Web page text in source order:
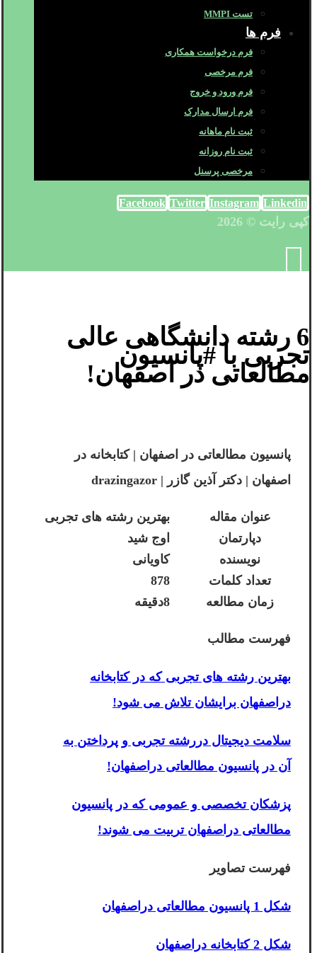
تست MMPI
فرم ها
فرم درخواست همکاری
فرم مرخصی
فرم ورود و خروج
فرم ارسال مدارک
ثبت نام ماهانه
ثبت نام روزانه
مرخصی پرسنل
Facebook Twitter Instagram Linkedin
کپی رایت © 2026
6 رشته دانشگاهی عالی
تجربی با #پانسیون
مطالعاتی در اصفهان!
پانسیون مطالعاتی در اصفهان | کتابخانه در
اصفهان | دکتر آذین گازر | drazingazor
عنوان مقاله
بهترین رشته های تجربی
دپارتمان
اوج شید
نویسنده
کاویانی
تعداد کلمات
878
زمان مطالعه
8دقیقه
فهرست مطالب
بهترین رشته های تجربی که در کتابخانه
دراصفهان برایشان تلاش می شود!
سلامت دیجیتال دررشته تجربی و پرداختن به
آن در پانسیون مطالعاتی دراصفهان!
پزشکان تخصصی و عمومی که در پانسیون
مطالعاتی دراصفهان تربیت می شوند!
فهرست تصاویر
شکل 1 پانسیون مطالعاتی دراصفهان
شکل 2 کتابخانه دراصفهان